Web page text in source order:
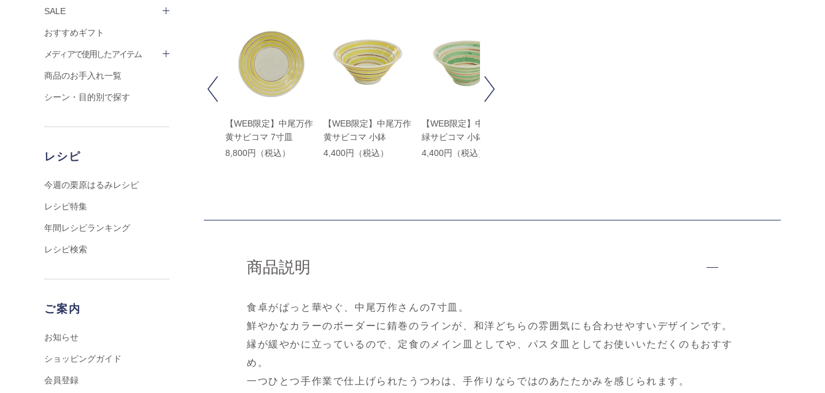
SALE
おすすめギフト
メディアで使用したアイテム
商品のお手入れ一覧
シーン・目的別で探す
レシピ
今週の栗原はるみレシピ
レシピ特集
年間レシピランキング
レシピ検索
ご案内
お知らせ
ショッピングガイド
会員登録
Previous
4,400円（税込）
【WEB限定】中尾万作
黄サビコマ 7寸皿
8,800円（税込）
【WEB限定】中尾万作
黄サビコマ 小鉢
4,400円（税込）
【WEB限定】中尾万作
緑サビコマ 小鉢
4,400円（税込）
Next
商品説明
食卓がぱっと華やぐ、中尾万作さんの7寸皿。
鮮やかなカラーのボーダーに錆巻のラインが、和洋どちらの雰囲気にも合わせやすいデザインです。
縁が緩やかに立っているので、定食のメイン皿としてや、パスタ皿としてお使いいただくのもおすす
め。
一つひとつ手作業で仕上げられたうつわは、手作りならではのあたたかみを感じられます。